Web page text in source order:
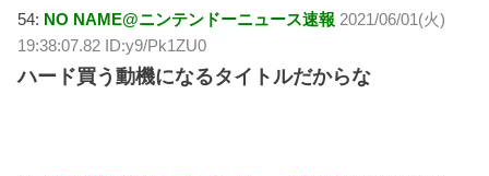
54: NO NAME@ニンテンドーニュース速報 2021/06/01(火)
19:38:07.82 ID:y9/Pk1ZU0
ハード買う動機になるタイトルだからな